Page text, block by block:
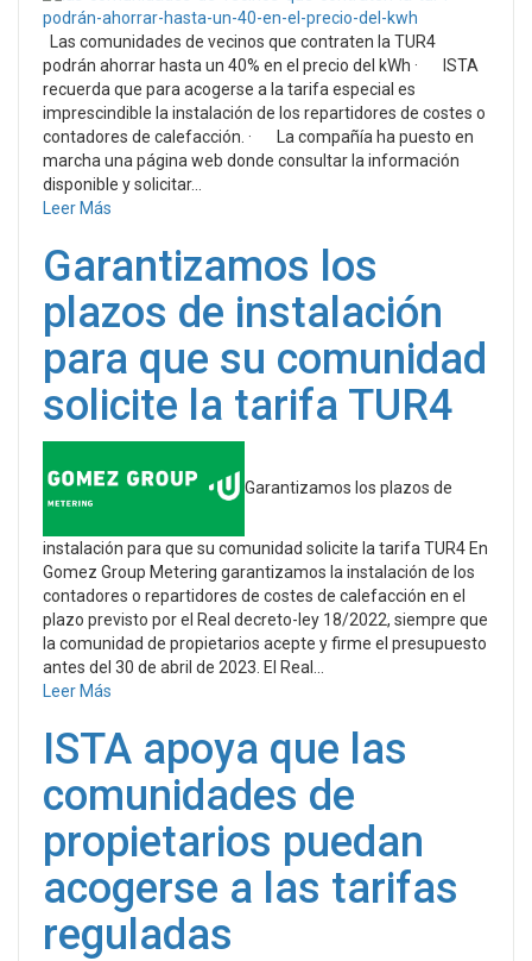
Las comunidades de vecinos que contraten la TUR4
podrán ahorrar hasta un 40% en el precio del kWh · ISTA
recuerda que para acogerse a la tarifa especial es
imprescindible la instalación de los repartidores de costes o
contadores de calefacción. · La compañía ha puesto en
marcha una página web donde consultar la información
disponible y solicitar...
Leer Más
Garantizamos los
plazos de instalación
para que su comunidad
solicite la tarifa TUR4
Garantizamos los plazos de
instalación para que su comunidad solicite la tarifa TUR4 En
Gomez Group Metering garantizamos la instalación de los
contadores o repartidores de costes de calefacción en el
plazo previsto por el Real decreto-ley 18/2022, siempre que
la comunidad de propietarios acepte y firme el presupuesto
antes del 30 de abril de 2023. El Real...
Leer Más
ISTA apoya que las
comunidades de
propietarios puedan
acogerse a las tarifas
reguladas